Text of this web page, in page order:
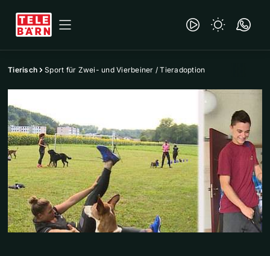
Tierisch Sport für Zwei- und Vierbeiner / Tieradoption